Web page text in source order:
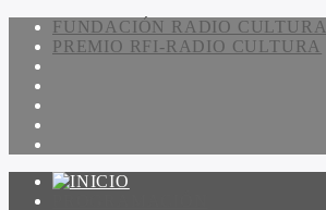
FUNDACIÓN RADIO CULTURA
PREMIO RFI-RADIO CULTURA